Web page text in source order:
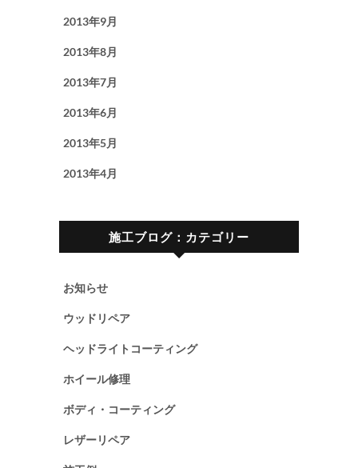
2013年9月
2013年8月
2013年7月
2013年6月
2013年5月
2013年4月
施工ブログ：カテゴリー
お知らせ
ウッドリペア
ヘッドライトコーティング
ホイール修理
ボディ・コーティング
レザーリペア